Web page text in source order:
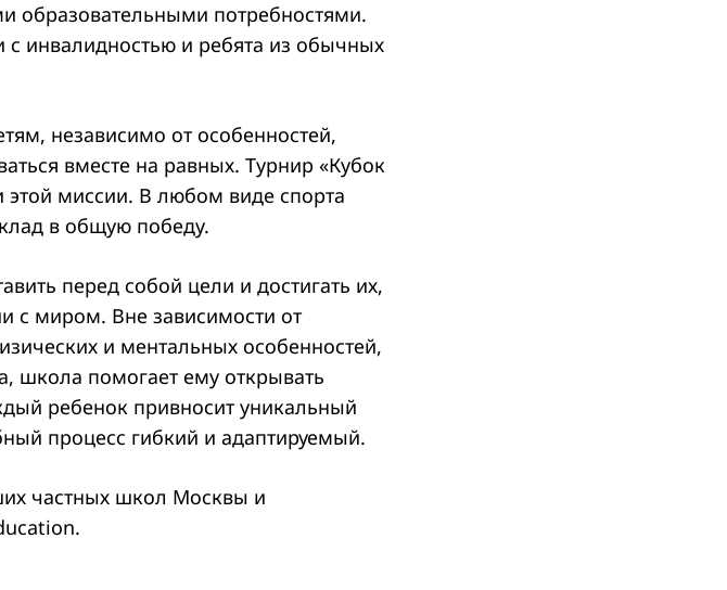
образовательными потребностями.
с инвалидностью и ребята из обычных
независимо от особенностей,
вместе на равных. Турнир «Кубок
миссии. В любом виде спорта
в общую победу.
перед собой цели и достигать их,
с миром. Вне зависимости от
и ментальных особенностей,
школа помогает ему открывать
ребенок привносит уникальный
процесс гибкий и адаптируемый.
частных школ Москвы и